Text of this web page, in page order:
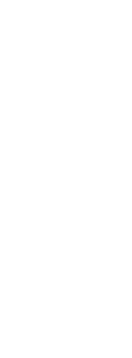
Bezug auf
erfordern
Pflege. Die
einige Pflanzen
während
für
die Gesundheit
leicht
Wuchs
entscheidend.
fördert die
volle Sonne